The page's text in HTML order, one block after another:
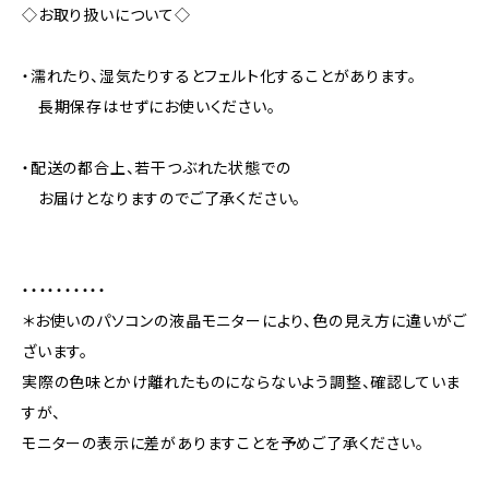
◇お取り扱いについて◇
・濡れたり、湿気たりするとフェルト化することがあります。
長期保存はせずにお使いください。
・配送の都合上、若干つぶれた状態での
お届けとなりますのでご了承ください。
・・・・・・・・・・
＊お使いのパソコンの液晶モニターにより、色の見え方に違いがご
ざいます。
実際の色味とかけ離れたものにならないよう調整、確認していま
すが、
モニターの表示に差がありますことを予めご了承ください。